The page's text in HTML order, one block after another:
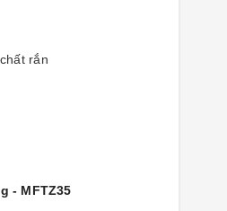
rắn
- MFTZ35